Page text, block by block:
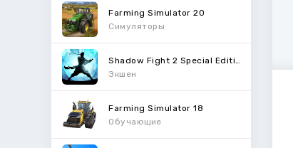
Farming Simulator 20
Симуляторы
Экшен
Farming Simulator 18
Обучающие